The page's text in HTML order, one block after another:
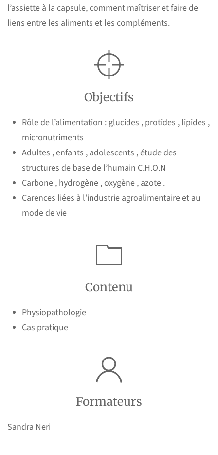
l’assiette à la capsule, comment maîtriser et faire de
liens entre les aliments et les compléments.
Objectifs
Rôle de l’alimentation : glucides , protides , lipides ,
micronutriments
Adultes , enfants , adolescents , étude des
structures de base de l’humain C.H.O.N
Carbone , hydrogène , oxygène , azote .
Carences liées à l’industrie agroalimentaire et au
mode de vie
Contenu
Physiopathologie
Cas pratique
Formateurs
Sandra Neri